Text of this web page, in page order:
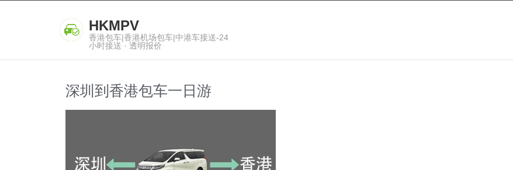
HKMPV
香港包车|香港机场包车|中港车接送-24
小时接送 · 透明报价
深圳到香港包车一日游